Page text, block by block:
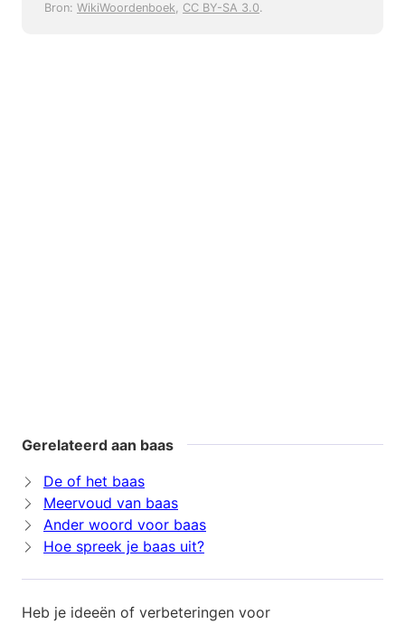
Bron: WikiWoordenboek, CC BY-SA 3.0.
Gerelateerd aan baas
De of het baas
Meervoud van baas
Ander woord voor baas
Hoe spreek je baas uit?
Heb je ideeën of verbeteringen voor